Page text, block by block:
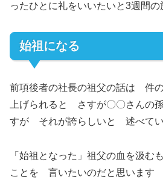
ったひとに礼をいいたいと3週間
始祖になる
前項後者の社長の祖父の話は 件
上げられると さすが〇〇さんの
すが それが誇らしいと 述べて
「始祖となった」祖父の血を汲む
ことを 言いたいのだと思います